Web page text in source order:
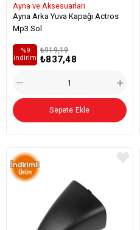
Ayna ve Aksesuarları
Ayna Arka Yuva Kapağı Actros
Mp3 Sol
₺837,48
₺919,19
%9
i̇ndirim
Sepete Ekle